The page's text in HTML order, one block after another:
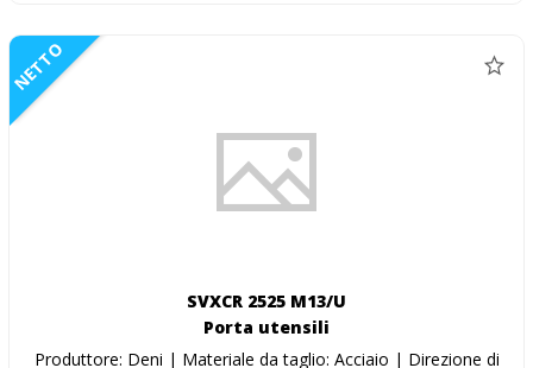
NETTO
SVXCR 2525 M13/U
Porta utensili
Produttore: Deni | Materiale da taglio: Acciaio | Direzione di